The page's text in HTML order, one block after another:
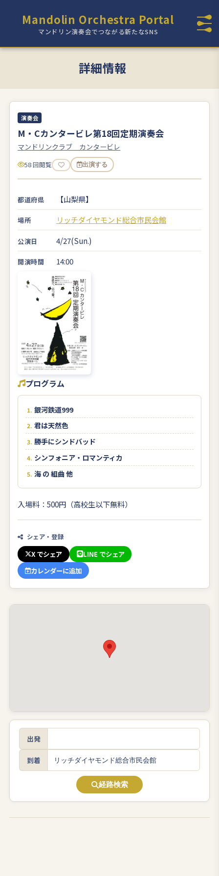
Mandolin Orchestra Portal
マンドリン演奏会でつながる新たなSNS
詳細情報
演奏会
M・Cカンタービレ第18回定期演奏会
マンドリンクラブ カンタービレ
58 回閲覧 出演する
都道府県 【山梨県】
場所 リッチダイヤモンド総合市民会館
公演日 4/27(Sun.)
開演時間 14:00
プログラム
銀河鉄道999
君は天然色
勝手にシンドバッド
シンフォニア・ロマンティカ
海 の 組曲 他
入場料：500円（高校生以下無料）
シェア・登録
X でシェア
LINE でシェア
カレンダーに追加
出発
到着
経路検索